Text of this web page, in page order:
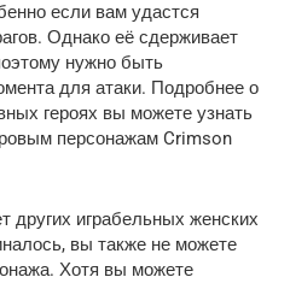
если вам удастся
Однако её сдерживает
нужно быть
для атаки. Подробнее о
героях вы можете узнать
персонажам Crimson
других играбельных женских
вы также не можете
Хотя вы можете